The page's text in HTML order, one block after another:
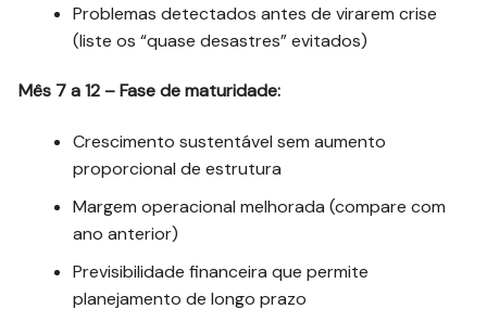
Problemas detectados antes de virarem crise
(liste os “quase desastres” evitados)
Mês 7 a 12 – Fase de maturidade:
Crescimento sustentável sem aumento
proporcional de estrutura
Margem operacional melhorada (compare com
ano anterior)
Previsibilidade financeira que permite
planejamento de longo prazo